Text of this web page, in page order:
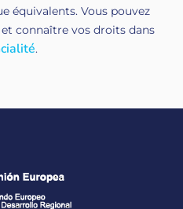
équivalents. Vous pouvez
connaître vos droits dans
.